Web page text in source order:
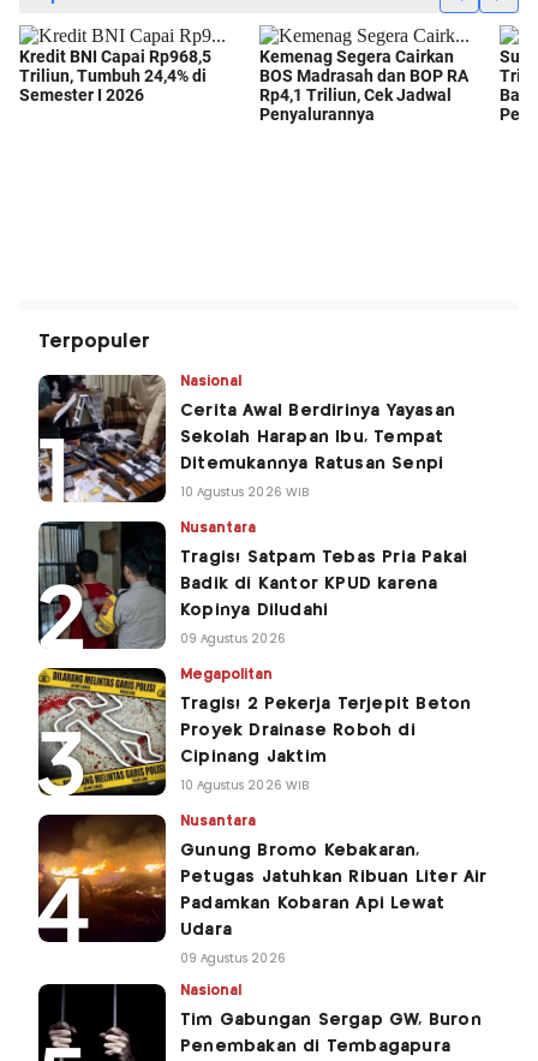
Terpopuler
Nasional
Cerita Awal Berdirinya Yayasan
Sekolah Harapan Ibu, Tempat
Ditemukannya Ratusan Senpi
10 Agustus 2026 WIB
Nusantara
Tragis! Satpam Tebas Pria Pakai
Badik di Kantor KPUD karena
Kopinya Diludahi
09 Agustus 2026
Megapolitan
Tragis! 2 Pekerja Terjepit Beton
Proyek Drainase Roboh di
Cipinang Jaktim
10 Agustus 2026 WIB
Nusantara
Gunung Bromo Kebakaran,
Petugas Jatuhkan Ribuan Liter Air
Padamkan Kobaran Api Lewat
Udara
09 Agustus 2026
Nasional
Tim Gabungan Sergap GW, Buron
Penembakan di Tembagapura